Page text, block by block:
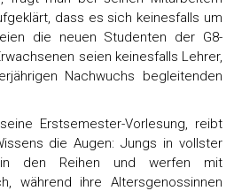
dass es sich keinesfalls um
die neuen Studenten der G8-
seien keinesfalls Lehrer,
Nachwuchs begleitenden
Erstsemester-Vorlesung, reibt
die Augen: Jungs in vollster
den Reihen und werfen mit
während ihre Altersgenossinnen